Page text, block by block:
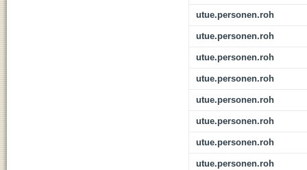
utue.personen.roh
utue.personen.roh
utue.personen.roh
utue.personen.roh
utue.personen.roh
utue.personen.roh
utue.personen.roh
utue.personen.roh